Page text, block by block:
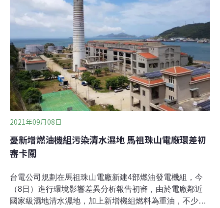
合力推動《光害管制條例》多年前，美國國家航空暨太空
總署（NASA）公佈了一張從外太空拍攝的台灣夜景，在
網路上被大量轉載，許多民眾可能都對於這顆發光的蕃薯
留下深刻印象。大放光明的夜景普遍受到讚美，馬祖則選
擇成為暗空列島。2021年12月，連江縣議會三讀通過了
《連江縣光害管制自治條例》（簡稱「條例」），規範
「光敏感環境區域」中使用的光源不得閃爍、妨礙他人生
活作息，使用光源的輝度及照度[1]也不得超過
2021年09月08日
憂新增燃油機組污染清水濕地 馬祖珠山電廠環差初
審卡關
台電公司規劃在馬祖珠山電廠新建4部燃油發電機組，今
（8日）進行環境影響差異分析報告初審，由於電廠鄰近
國家級濕地清水濕地，加上新增機組燃料為重油，不少環